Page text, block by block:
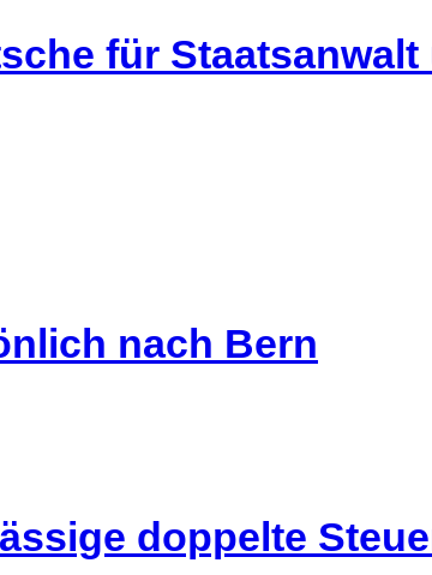
für
nach Bern
doppelte